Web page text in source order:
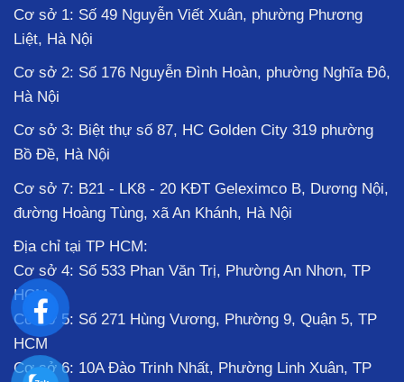
Cơ sở 1: Số 49 Nguyễn Viết Xuân, phường Phương
Liệt, Hà Nội
Cơ sở 2: Số 176 Nguyễn Đình Hoàn, phường Nghĩa Đô,
Hà Nội
Cơ sở 3: Biệt thự số 87, HC Golden City 319 phường
Bồ Đề, Hà Nội
Cơ sở 7: B21 - LK8 - 20 KĐT Geleximco B, Dương Nội,
đường Hoàng Tùng, xã An Khánh, Hà Nội
Địa chỉ tại TP HCM:
Cơ sở 4: Số 533 Phan Văn Trị, Phường An Nhơn, TP
HCM
Cơ sở 5: Số 271 Hùng Vương, Phường 9, Quận 5, TP
HCM
Cơ sở 6: 10A Đào Trinh Nhất, Phường Linh Xuân, TP